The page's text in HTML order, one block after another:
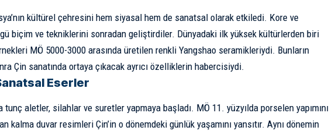
kültürel çehresini hem siyasal hem de sanatsal olarak etkiledi. Kore ve
biçim ve tekniklerini sonradan geliştirdiler. Dünyadaki ilk yüksek kültürlerden biri
MÖ 5000-3000 arasında üretilen renkli Yangshao seramikleriydi. Bunların
Çin sanatında ortaya çıkacak ayrıcı özelliklerin habercisiydi.
Eserler
tunç aletler, silahlar ve suretler yapmaya başladı. MÖ 11. yüzyılda porselen yapımını
kalma duvar resimleri Çin’in o dönemdeki günlük yaşamını yansıtır. Aynı dönemin